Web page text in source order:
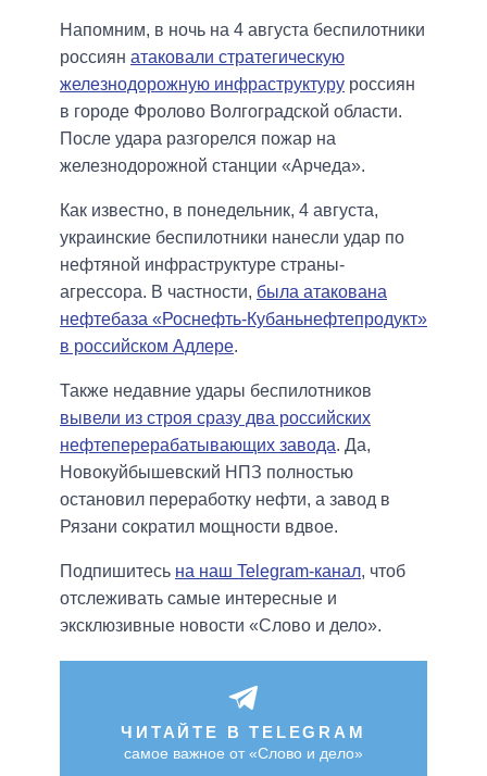
Напомним, в ночь на 4 августа беспилотники
россиян атаковали стратегическую
железнодорожную инфраструктуру россиян
в городе Фролово Волгоградской области.
После удара разгорелся пожар на
железнодорожной станции «Арчеда».
Как известно, в понедельник, 4 августа,
украинские беспилотники нанесли удар по
нефтяной инфраструктуре страны-
агрессора. В частности, была атакована
нефтебаза «Роснефть-Кубаньнефтепродукт»
в российском Адлере.
Также недавние удары беспилотников
вывели из строя сразу два российских
нефтеперерабатывающих завода. Да,
Новокуйбышевский НПЗ полностью
остановил переработку нефти, а завод в
Рязани сократил мощности вдвое.
Подпишитесь на наш Telegram-канал, чтоб
отслеживать самые интересные и
эксклюзивные новости «Слово и дело».
ЧИТАЙТЕ В TELEGRAM
самое важное от «Слово и дело»